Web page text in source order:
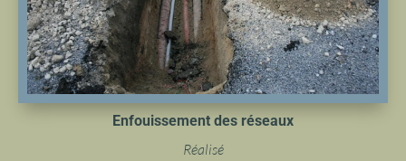
Enfouissement des réseaux
Réalisé